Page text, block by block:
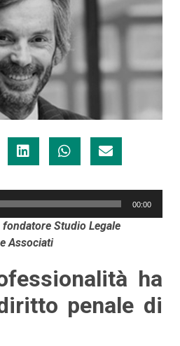
00:00
Studio Legale
Associati
ha
penale di